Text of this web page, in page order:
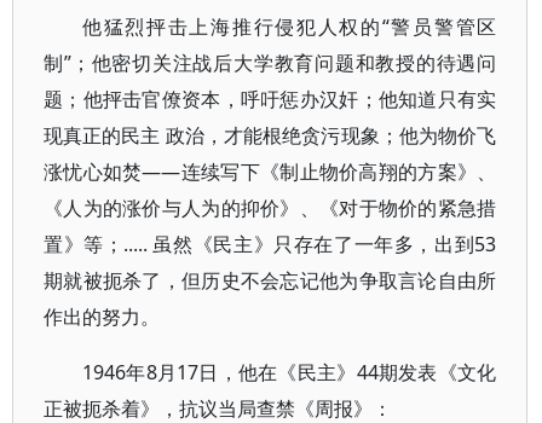
他猛烈抨击上海推行侵犯人权的“警员警管区
制”；他密切关注战后大学教育问题和教授的待遇问
题；他抨击官僚资本，呼吁惩办汉奸；他知道只有实
现真正的民主 政治，才能根绝贪污现象；他为物价飞
涨忧心如焚——连续写下《制止物价高翔的方案》、
《人为的涨价与人为的抑价》、《对于物价的紧急措
置》等；..... 虽然《民主》只存在了一年多，出到53
期就被扼杀了，但历史不会忘记他为争取言论自由所
作出的努力。
1946年8月17日，他在《民主》44期发表《文化
正被扼杀着》，抗议当局查禁《周报》：